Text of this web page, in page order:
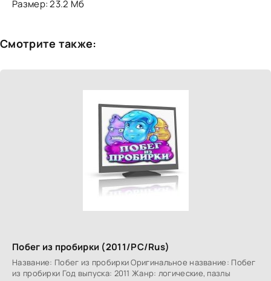
Размер: 23.2 Мб
Смотрите также:
Побег из пробирки (2011/PC/Rus)
Название: Побег из пробирки Оригинальное название: Побег
из пробирки Год выпуска: 2011 Жанр: логические, пазлы